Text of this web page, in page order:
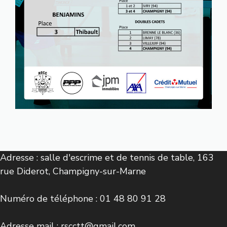
Adresse : salle d'escrime et de tennis de table, 163
rue Diderot, Champigny-sur-Marne
Numéro de téléphone : 01 48 80 91 28